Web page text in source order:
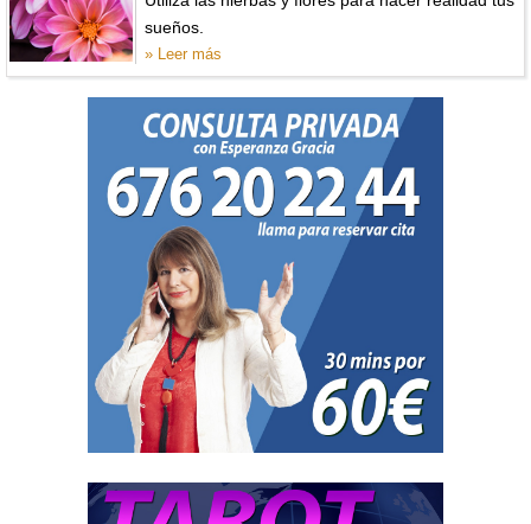
sueños.
» Leer más